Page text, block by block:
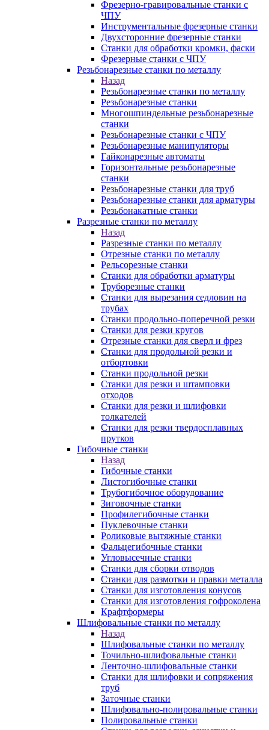
Фрезерно-гравировальные станки с
ЧПУ
Инструментальные фрезерные станки
Двухсторонние фрезерные станки
Станки для обработки кромки, фаски
Фрезерные станки с ЧПУ
Резьбонарезные станки по металлу
Назад
Резьбонарезные станки по металлу
Резьбонарезные станки
Многошпиндельные резьбонарезные
станки
Резьбонарезные станки с ЧПУ
Резьбонарезные манипуляторы
Гайконарезные автоматы
Горизонтальные резьбонарезные
станки
Резьбонарезные станки для труб
Резьбонарезные станки для арматуры
Резьбонакатные станки
Разрезные станки по металлу
Назад
Разрезные станки по металлу
Отрезные станки по металлу
Рельсорезные станки
Станки для обработки арматуры
Труборезные станки
Станки для вырезания седловин на
трубаx
Станки продольно-поперечной резки
Станки для резки кругов
Отрезные станки для сверл и фрез
Станки для продольной резки и
отбортовки
Станки продольной резки
Станки для резки и штамповки
отходов
Станки для резки и шлифовки
толкателей
Станки для резки твердосплавных
прутков
Гибочные станки
Назад
Гибочные станки
Листогибочные станки
Трубогибочное оборудование
Зиговочные станки
Профилегибочные станки
Пуклевочные станки
Роликовые вытяжные станки
Фальцегибочные станки
Угловысечные станки
Станки для сборки отводов
Станки для размотки и правки металла
Станки для изготовления конусов
Станки для изготовления гофроколена
Крафтформеры
Шлифовальные станки по металлу
Назад
Шлифовальные станки по металлу
Точильно-шлифовальные станки
Ленточно-шлифовальные станки
Станки для шлифовки и сопряжения
труб
Заточные станки
Шлифовально-полировальные станки
Полировальные станки